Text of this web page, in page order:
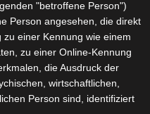
Gesucht
März
"betroffene Person")
Person angesehen, die direkt
einer Kennung wie einem
zu einer Online-Kennung
die Ausdruck der
wirtschaftlichen,
Person sind, identifiziert